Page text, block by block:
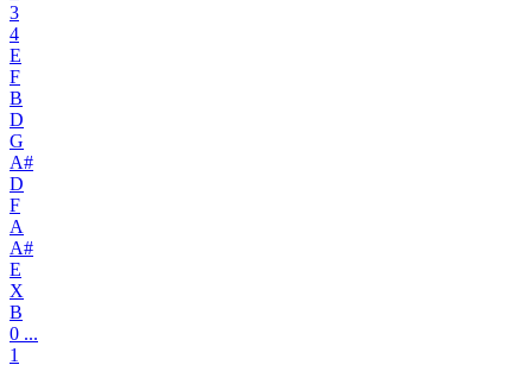
3
4
E
F
B
D
G
A#
D
F
A
A#
E
X
B
0 ...
1